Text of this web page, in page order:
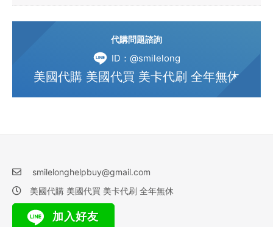
代購問題諮詢
ID：@smilelong
美國代購 美國代買 美卡代刷 全年無休
smilelonghelpbuy@gmail.com
美國代購 美國代買 美卡代刷 全年無休
加入好友